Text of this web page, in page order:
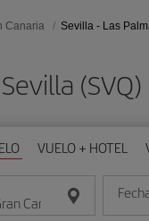
Canaria Sevilla - Las
VUELO + HOTEL